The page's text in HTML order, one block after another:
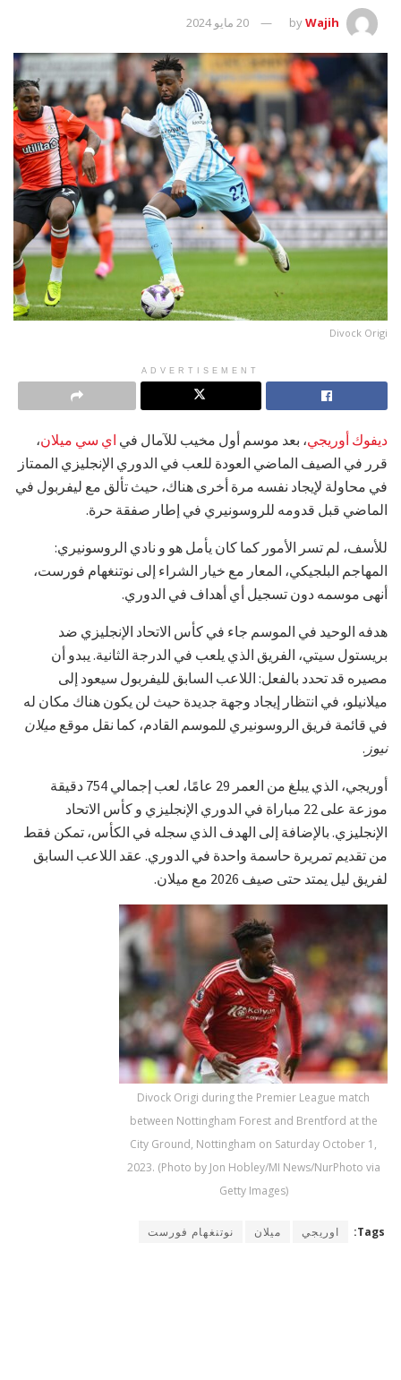
byWajih 20 مايو 2024
Divock Origi
ADVERTISEMENT
ديفوك أوريجي، بعد موسم أول مخيب للآمال في اي سي ميلان،
قرر في الصيف الماضي العودة للعب في الدوري الإنجليزي الممتاز
في محاولة لإيجاد نفسه مرة أخرى هناك، حيث تألق مع ليفربول في
الماضي قبل قدومه للروسونيري في إطار صفقة حرة.
للأسف، لم تسر الأمور كما كان يأمل هو و نادي الروسونيري:
المهاجم البلجيكي، المعار مع خيار الشراء إلى نوتنغهام فورست،
أنهى موسمه دون تسجيل أي أهداف في الدوري.
هدفه الوحيد في الموسم جاء في كأس الاتحاد الإنجليزي ضد
بريستول سيتي، الفريق الذي يلعب في الدرجة الثانية. يبدو أن
مصيره قد تحدد بالفعل: اللاعب السابق لليفربول سيعود إلى
ميلانيلو، في انتظار إيجاد وجهة جديدة حيث لن يكون هناك مكان له
في قائمة فريق الروسونيري للموسم القادم، كما نقل موقع ميلان
نيوز .
أوريجي، الذي يبلغ من العمر 29 عامًا، لعب إجمالي 754 دقيقة
موزعة على 22 مباراة في الدوري الإنجليزي و كأس الاتحاد
الإنجليزي. بالإضافة إلى الهدف الذي سجله في الكأس، تمكن فقط
من تقديم تمريرة حاسمة واحدة في الدوري. عقد اللاعب السابق
لفريق ليل يمتد حتى صيف 2026 مع ميلان.
Divock Origi during the Premier League match
between Nottingham Forest and Brentford at the
City Ground, Nottingham on Saturday October 1,
2023. (Photo by Jon Hobley/MI News/NurPhoto via
Getty Images)
Tags: اوريجي ميلان نوتنغهام فورست